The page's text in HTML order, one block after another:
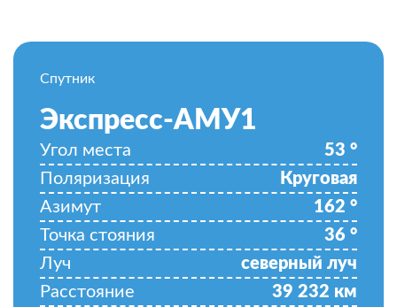
Спутник
Экспресс-АМУ1
Угол места 53 °
Поляризация
Круговая
Азимут
162 °
Точка стояния
36 °
Луч
северный луч
Расстояние
39 232 км